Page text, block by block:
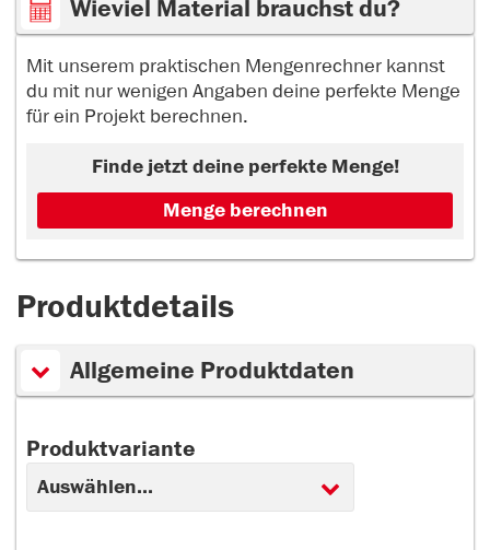
Wieviel Material brauchst du?
Mit unserem praktischen Mengenrechner kannst
du mit nur wenigen Angaben deine perfekte Menge
für ein Projekt berechnen.
Finde jetzt deine perfekte Menge!
Menge berechnen
Produktdetails
Allgemeine Produktdaten
Produktvariante